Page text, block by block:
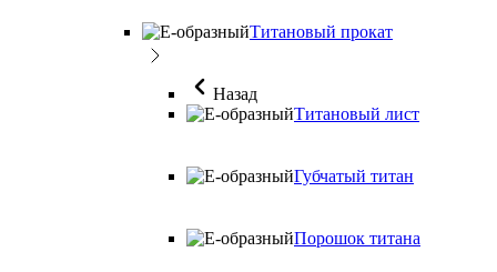
Титановый прокат
Назад
Титановый лист
Губчатый титан
Порошок титана